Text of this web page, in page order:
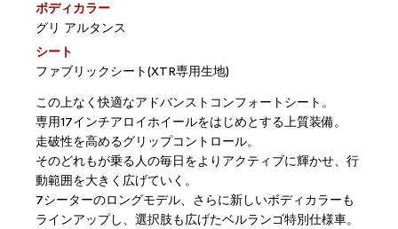
ボディカラー
グリ アルタンス
シート
ファブリックシート(XTR専用生地)
この上なく快適なアドバンストコンフォートシート。
専用17インチアロイホイールをはじめとする上質装備。
走破性を高めるグリップコントロール。
そのどれもが乗る人の毎日をよりアクティブに輝かせ、行
動範囲を大きく広げていく。
7シーターのロングモデル、さらに新しいボディカラーも
ラインアップし、選択肢も広げたベルランゴ特別仕様車。